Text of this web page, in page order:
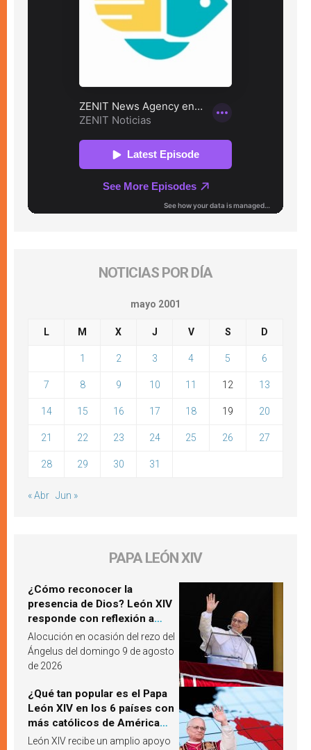
NOTICIAS POR DÍA
mayo 2001
L M X J V S D
1 2 3 4 5 6
7 8 9 10 11 12 13
14 15 16 17 18 19 20
21 22 23 24 25 26 27
28 29 30 31
« Abr Jun »
PAPA LEÓN XIV
¿Cómo reconocer la
presencia de Dios? León XIV
responde con reflexión a
partir de un pasaje del
Evangelio
Alocución en ocasión del rezo del
Ángelus del domingo 9 de agosto
de 2026
¿Qué tan popular es el Papa
León XIV en los 6 países con
más católicos de América
Latina en 2026? Publican
León XIV recibe un amplio apoyo